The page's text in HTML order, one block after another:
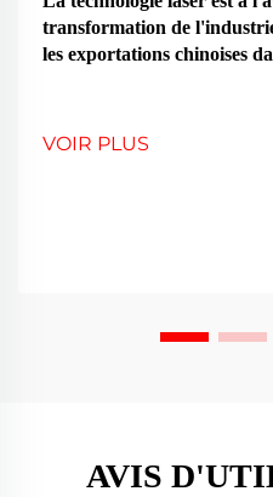
transformation de
les exportations chinoises
VOIR PLUS
AVIS